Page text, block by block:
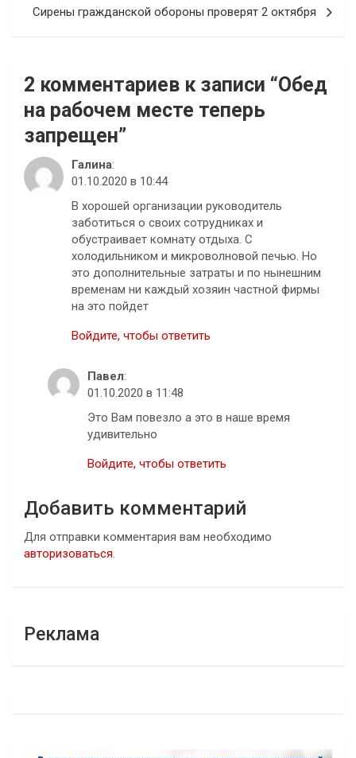
Сирены гражданской обороны проверят 2 октября
2 комментариев к записи “Обед
на рабочем месте теперь
запрещен”
Галина:
01.10.2020 в 10:44
В хорошей организации руководитель
заботиться о своих сотрудниках и
обустраивает комнату отдыха. С
холодильником и микроволновой печью. Но
это дополнительные затраты и по нынешним
временам ни каждый хозяин частной фирмы
на это пойдет
Войдите, чтобы ответить
Павел:
01.10.2020 в 11:48
Это Вам повезло а это в наше время
удивительно
Войдите, чтобы ответить
Добавить комментарий
Для отправки комментария вам необходимо
авторизоваться.
Реклама